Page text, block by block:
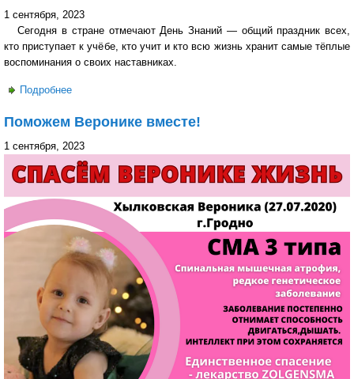
1 сентября, 2023
Сегодня в стране отмечают День Знаний — общий праздник всех,
кто приступает к учёбе, кто учит и кто всю жизнь хранит самые тёплые
воспоминания о своих наставниках.
Подробнее
Поможем Веронике вместе!
1 сентября, 2023